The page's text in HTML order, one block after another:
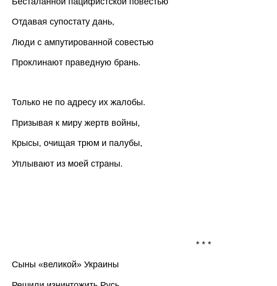
Отдавая супостату дань,
Люди с ампутированной совестью
Проклинают праведную брань.
Только не по адресу их жалобы.
Призывая к миру жертв войны,
Крысы, очищая трюм и палубы,
Уплывают из моей страны.
* * *
Сыны «великой» Украины